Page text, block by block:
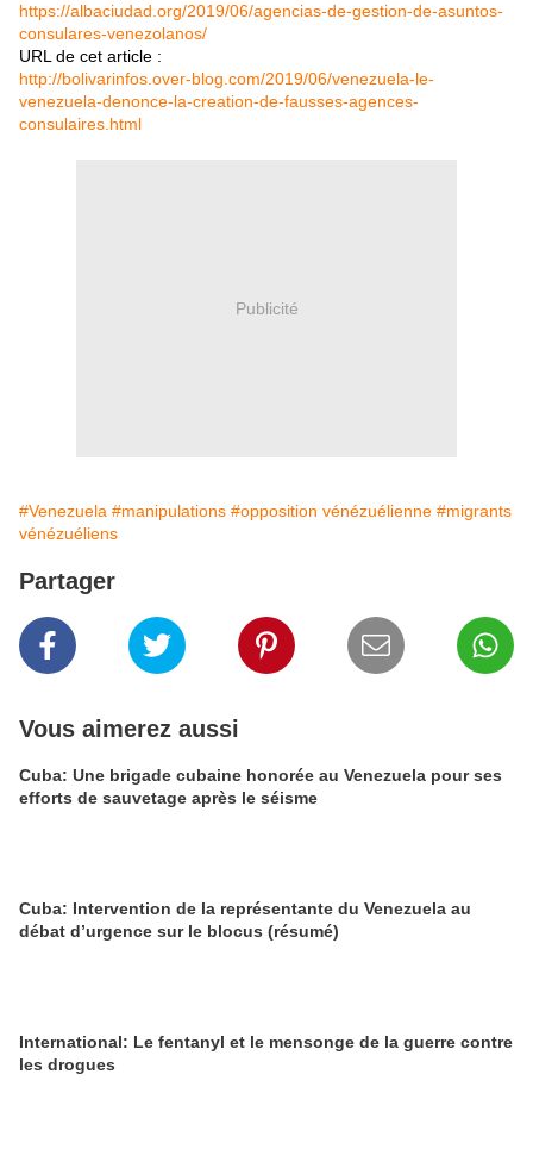
https://albaciudad.org/2019/06/agencias-de-gestion-de-asuntos-
consulares-venezolanos/
URL de cet article :
http://bolivarinfos.over-blog.com/2019/06/venezuela-le-
venezuela-denonce-la-creation-de-fausses-agences-
consulaires.html
Publicité
#Venezuela #manipulations #opposition vénézuélienne #migrants
vénézuéliens
Partager
Vous aimerez aussi
Cuba: Une brigade cubaine honorée au Venezuela pour ses
efforts de sauvetage après le séisme
Cuba: Intervention de la représentante du Venezuela au
débat d’urgence sur le blocus (résumé)
International: Le fentanyl et le mensonge de la guerre contre
les drogues